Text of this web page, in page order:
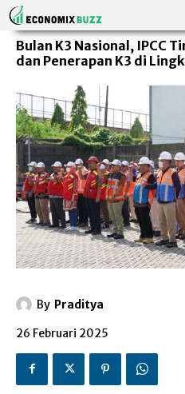
Bulan K3 Nasional, IPCC
dan Penerapan K3 di
By Praditya
26 Februari 2025